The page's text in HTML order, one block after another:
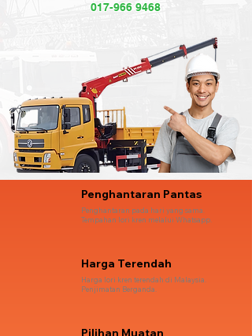
017-966 9468
Penghantaran Pantas
Penghantaran pada hari yang sama.
Tempahan lori kren melalui Whatsapp.
Harga Terendah
Harga lori kren terendah di Malaysia.
Penjimatan Berganda.
Pilihan Muatan